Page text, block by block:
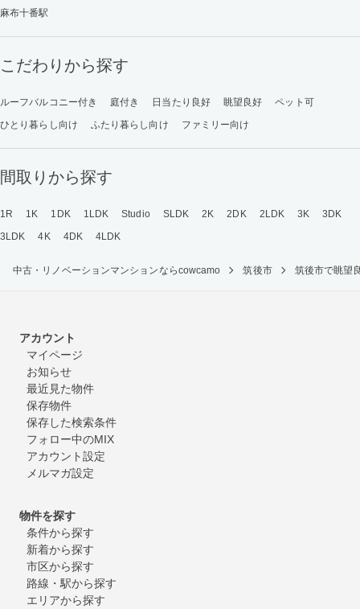
麻布十番駅
こだわりから探す
ルーフバルコニー付き 庭付き 日当たり良好 眺望良好
ペット可
ひとり暮らし向け
ふたり暮らし向け ファミリー向け
間取りから探す
1R 1K 1DK 1LDK Studio SLDK 2K 2DK 2LDK 3K
3DK
3LDK
4K 4DK 4LDK
中古・リノベーションマンションならcowcamo 筑後市 筑後市で眺望
アカウント
マイページ
お知らせ
最近見た物件
保存物件
保存した検索条件
フォロー中のMIX
アカウント設定
メルマガ設定
物件を探す
条件から探す
新着から探す
市区から探す
路線・駅から探す
エリアから探す